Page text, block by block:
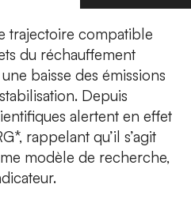
trajectoire compatible
du réchauffement
baisse des émissions
Depuis
alertent en effet
rappelant qu’il s’agit
modèle de recherche,